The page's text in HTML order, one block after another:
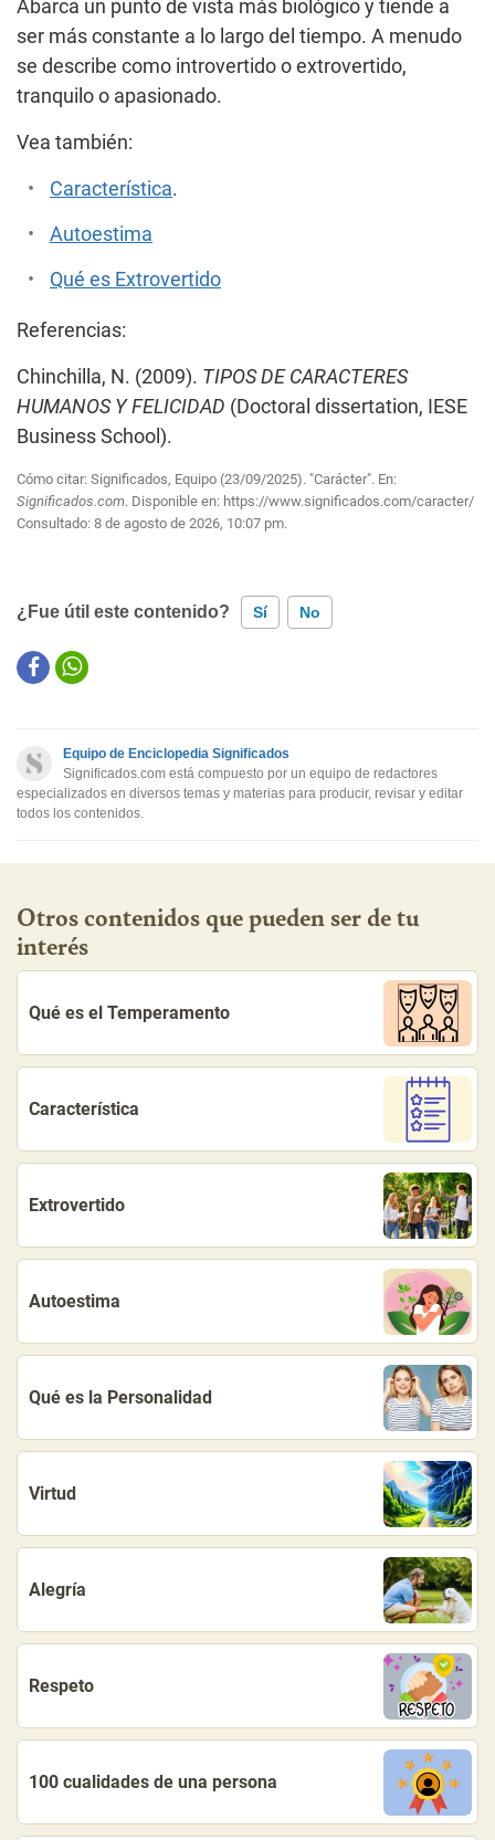
Abarca un punto de vista más biológico y tiende a
ser más constante a lo largo del tiempo. A menudo
se describe como introvertido o extrovertido,
tranquilo o apasionado.
Vea también:
Característica.
Autoestima
Qué es Extrovertido
Referencias:
Chinchilla, N. (2009). TIPOS DE CARACTERES
HUMANOS Y FELICIDAD (Doctoral dissertation, IESE
Business School).
Cómo citar: Significados, Equipo (23/09/2025). "Carácter". En:
Significados.com. Disponible en: https://www.significados.com/caracter/
Consultado: 8 de agosto de 2026, 10:07 pm.
¿Fue útil este contenido? Sí No
Este contenido contiene información incorrecta
Otro
Equipo de Enciclopedia Significados
Significados.com está compuesto por un equipo de redactores
especializados en diversos temas y materias para producir, revisar y editar
todos los contenidos.
Otros contenidos que pueden ser de tu
interés
Qué es el Temperamento
Característica
Extrovertido
Autoestima
Qué es la Personalidad
Virtud
Alegría
Respeto
100 cualidades de una persona